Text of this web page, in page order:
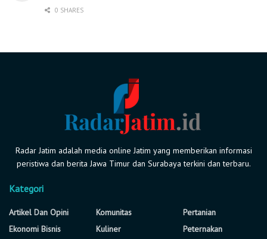
0 SHARES
Radar Jatim adalah media online Jatim yang memberikan informasi
peristiwa dan berita Jawa Timur dan Surabaya terkini dan terbaru.
Kategori
Artikel Dan Opini
Ekonomi Bisnis
Komunitas
Kuliner
Pertanian
Peternakan